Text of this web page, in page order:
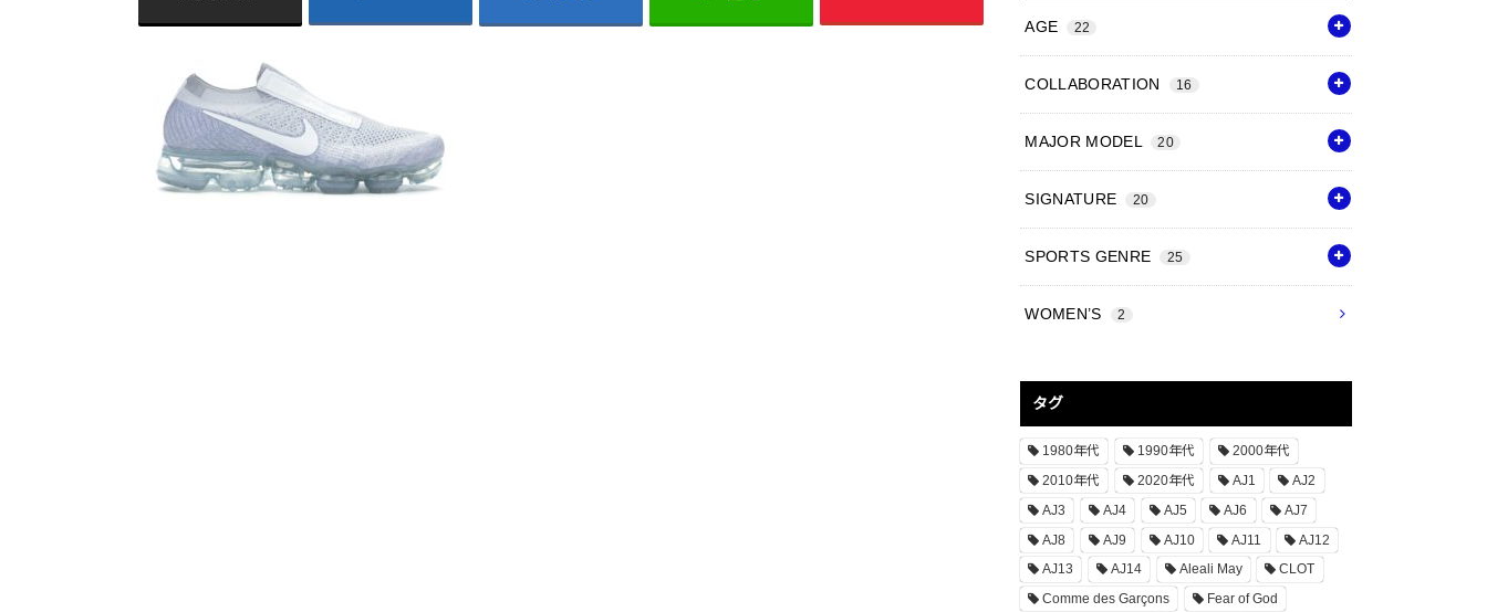
AGE 22
COLLABORATION 16
MAJOR MODEL 20
SIGNATURE 20
SPORTS GENRE 25
WOMEN’S 2
タグ
1980年代 1990年代
2000年代
2010年代
2020年代 AJ1
AJ2
AJ3
AJ4 AJ5 AJ6
AJ7
AJ8
AJ9 AJ10 AJ11
AJ12
AJ13
AJ14 Aleali May
CLOT
Comme des Garçons
Fear of God